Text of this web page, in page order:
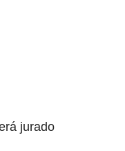
jurado